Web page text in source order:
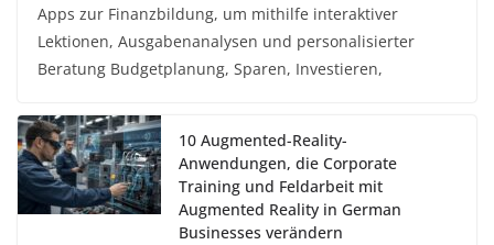
Apps zur Finanzbildung, um mithilfe interaktiver
Lektionen, Ausgabenanalysen und personalisierter
Beratung Budgetplanung, Sparen, Investieren,
10 Augmented-Reality-
Anwendungen, die Corporate
Training und Feldarbeit mit
Augmented Reality in German
Businesses verändern